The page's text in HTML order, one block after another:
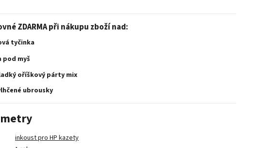
ZDARMA při nákupu zboží nad:
tyčinka
pod myš
oříškový párty mix
ubrousky
inkoust pro HP kazety